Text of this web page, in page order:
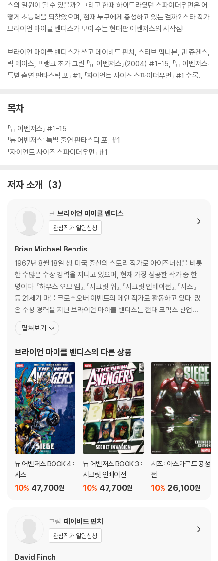
스의 일원이 될 수 있을까? 그리고 한때 하이드라였던 스파이더우먼은 어
떻게 초능력을 되찾았으며, 현재 누구에게 충성하고 있는 걸까? 스타 작가
브라이언 마이클 벤디스가 보여 주는 현대판 어벤저스의 시작점!
브라이언 마이클 벤디스가 쓰고 데이비드 핀치, 스티브 맥니븐, 댄 쥬겐스,
릭 메이스, 프랭크 초가 그린 「뉴 어벤저스」(2004) #1-15, 「뉴 어벤저스:
특별 출연 판타스틱 포」 #1, 「자이언트 사이즈 스파이더우먼」 #1 수록.
목차
「뉴 어벤저스」 #1-15
「뉴 어벤저스: 특별 출연 판타스틱 포」 #1
「자이언트 사이즈 스파이더우먼」 #1
저자 소개 3
글 브라이언 마이클 벤디스
관심작가 알림신청
Brian Michael Bendis
1967년 8월 18일 생. 미국 출신의 스토리 작가로 아이즈너상을 비롯
한 수많은 수상 경력을 지니고 있으며, 현재 가장 성공한 작가 중 한
명이다. 『하우스 오브 엠』, 『시크릿 워』, 『시크릿 인베이전』, 『시즈』
등 21세기 마블 크로스오버 이벤트의 메인 작가로 활동하고 있다. 많
은 수상 경력을 지닌 브라이언 마이클 벤디스는 현대 코믹스 산업에
서 가장 성공한 작가 중 한 명이다. 극찬이 쏟아진 『데어데블 얼티밋
컬렉션』 연재 이후, 벤디스는 마블에서 어벤저스 프랜차이즈 부흥의
엠』, 『시크릿 인베이전
펼쳐보기
브라이언 마이클 벤디스의 다른 상품
뉴 어벤저스 BOOK 4 :
시즈
47,700원
10%
뉴 어벤저스 BOOK 3 :
시크릿 인베이전
47,700원
10%
시즈 : 아스가르드 공성
전
26,100원
10%
그림 데이비드 핀치
관심작가 알림신청
David Finch